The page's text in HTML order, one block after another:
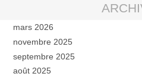
mars 2026
novembre 2025
septembre 2025
août 2025